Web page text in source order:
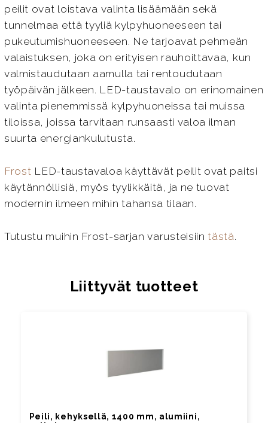
peilit ovat loistava valinta lisäämään sekä
tunnelmaa että tyyliä kylpyhuoneeseen tai
pukeutumishuoneeseen. Ne tarjoavat pehmeän
valaistuksen, joka on erityisen rauhoittavaa, kun
valmistaudutaan aamulla tai rentoudutaan
työpäivän jälkeen. LED-taustavalo on erinomainen
valinta pienemmissä kylpyhuoneissa tai muissa
tiloissa, joissa tarvitaan runsaasti valoa ilman
suurta energiankulutusta.
Frost LED-taustavaloa käyttävät peilit ovat paitsi
käytännöllisiä, myös tyylikkäitä, ja ne tuovat
modernin ilmeen mihin tahansa tilaan.
Tutustu muihin Frost-sarjan varusteisiintästä.
Liittyvät tuotteet
Peili, kehyksellä, 1400 mm, alumiini,